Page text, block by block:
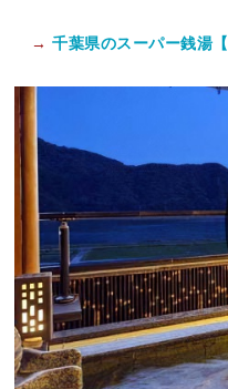
→ 千葉県のスーパー銭湯